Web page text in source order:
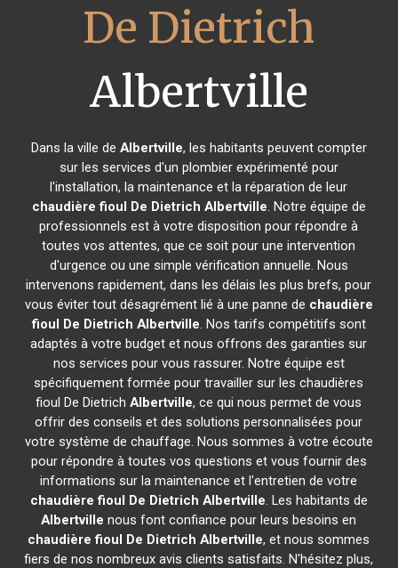
De Dietrich
Albertville
Dans la ville de Albertville, les habitants peuvent compter
sur les services d'un plombier expérimenté pour
l'installation, la maintenance et la réparation de leur
chaudière fioul De Dietrich Albertville. Notre équipe de
professionnels est à votre disposition pour répondre à
toutes vos attentes, que ce soit pour une intervention
d'urgence ou une simple vérification annuelle. Nous
intervenons rapidement, dans les délais les plus brefs, pour
vous éviter tout désagrément lié à une panne de chaudière
fioul De Dietrich Albertville. Nos tarifs compétitifs sont
adaptés à votre budget et nous offrons des garanties sur
nos services pour vous rassurer. Notre équipe est
spécifiquement formée pour travailler sur les chaudières
fioul De DietrichAlbertville, ce qui nous permet de vous
offrir des conseils et des solutions personnalisées pour
votre système de chauffage. Nous sommes à votre écoute
pour répondre à toutes vos questions et vous fournir des
informations sur la maintenance et l'entretien de votre
chaudière fioul De Dietrich Albertville. Les habitants de
Albertville nous font confiance pour leurs besoins en
chaudière fioul De Dietrich Albertville, et nous sommes
fiers de nos nombreux avis clients satisfaits. N'hésitez plus,